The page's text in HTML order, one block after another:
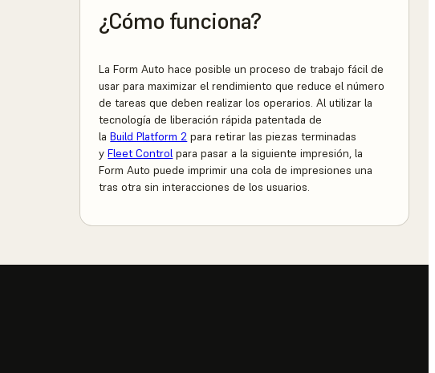
¿Cómo funciona?
La Form Auto hace posible un proceso de trabajo fácil de
usar para maximizar el rendimiento que reduce el número
de tareas que deben realizar los operarios. Al utilizar la
tecnología de liberación rápida patentada de
laBuild Platform 2 para retirar las piezas terminadas
yFleet Control para pasar a la siguiente impresión, la
Form Auto puede imprimir una cola de impresiones una
tras otra sin interacciones de los usuarios.